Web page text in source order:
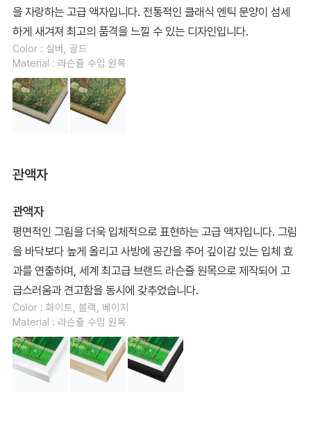
을 자랑하는 고급 액자입니다. 전통적인 클래식 엔틱 문양이 섬세
하게 새겨져 최고의 품격을 느낄 수 있는 디자인입니다.
Color : 실버, 골드
Material : 라슨쥴 수입 원목
관액자
관액자
평면적인 그림을 더욱 입체적으로 표현하는 고급 액자입니다. 그림
을 바닥보다 높게 올리고 사방에 공간을 주어 깊이감 있는 입체 효
과를 연출하며, 세계 최고급 브랜드 라슨쥴 원목으로 제작되어 고
급스러움과 견고함을 동시에 갖추었습니다.
Color : 화이트, 블랙, 베이지
Material : 라슨쥴 수입 원목